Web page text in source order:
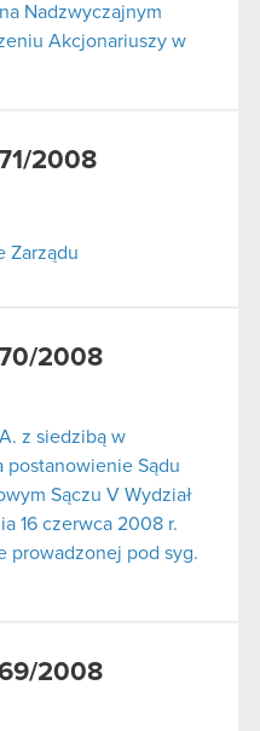
Nadzwyczajnym
Akcjonariuszy w
2008
Zarządu
2008
z siedzibą w
postanowienie Sądu
Sączu V Wydział
16 czerwca 2008 r.
prowadzonej pod syg.
2008